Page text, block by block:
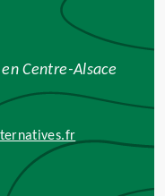
Centre-Alsace